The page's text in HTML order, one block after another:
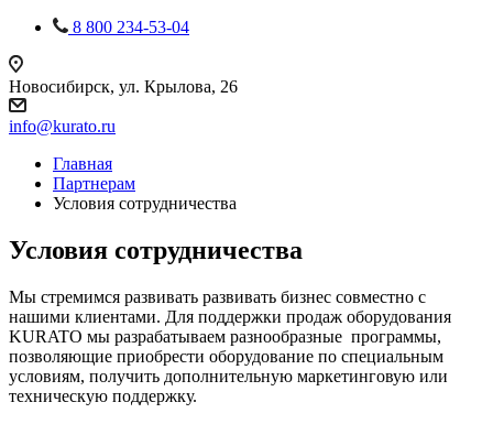
8 800 234-53-04
Новосибирск, ул. Крылова, 26
info@kurato.ru
Главная
Партнерам
Условия сотрудничества
Условия сотрудничества
Мы стремимся развивать развивать бизнес совместно с
нашими клиентами. Для поддержки продаж оборудования
KURATO мы разрабатываем разнообразные программы,
позволяющие приобрести оборудование по специальным
условиям, получить дополнительную маркетинговую или
техническую поддержку.